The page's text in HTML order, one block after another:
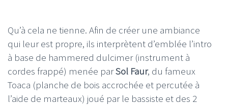
Qu’à cela ne tienne. Afin de créer une ambiance
qui leur est propre, ils interprètent d’emblée l’intro
à base de hammered dulcimer (instrument à
cordes frappé) menée parSol Faur, du fameux
Toaca (planche de bois accrochée et percutée à
l’aide de marteaux) joué par le bassiste et des 2